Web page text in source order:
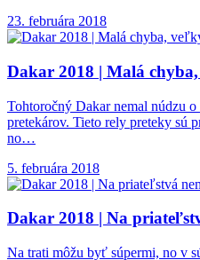
23. februára 2018
Dakar 2018 | Malá
Tohtoročný Dakar nemal núdzu
pretekárov. Tieto rely preteky sú
no…
5. februára 2018
Dakar 2018 | Na
Na trati môžu byť súpermi, no v